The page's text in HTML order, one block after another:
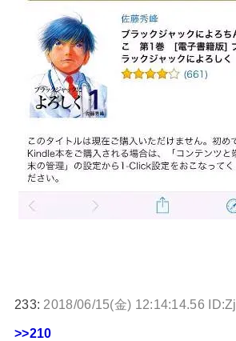
233: 2018/06/15(金) 12:14:14.56
>>210